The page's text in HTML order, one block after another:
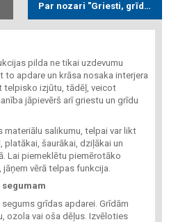
Par nozari "Griesti, grīdas"
pilda ne tikai uzdevumu
apdare un krāsa nosaka interjera
telpisko izjūtu, tādēļ, veicot
jāpievērš arī griestu un grīdu
salikumu, telpai var likt
šaurākai, dziļākai un
Lai piemeklētu piemērotāko
vērā telpas funkcija.
grīdas apdarei. Grīdām
ozola vai oša dēļus. Izvēloties